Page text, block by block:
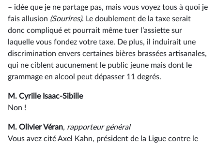
–⁠ idée que je ne partage pas, mais vous voyez tous à quoi je
fais allusion (Sourires). Le doublement de la taxe serait
donc compliqué et pourrait même tuer l’assiette sur
laquelle vous fondez votre taxe. De plus, il induirait une
discrimination envers certaines bières brassées artisanales,
qui ne ciblent aucunement le public jeune mais dont le
grammage en alcool peut dépasser 11 degrés.
M. Cyrille Isaac-Sibille
Non !
M. Olivier Véran, rapporteur général
Vous avez cité Axel Kahn, président de la Ligue contre le